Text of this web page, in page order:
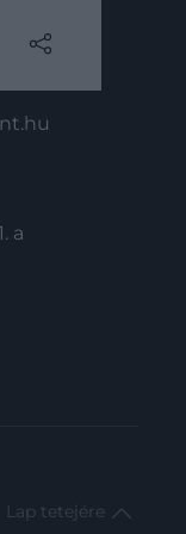
a
Lap tetejére